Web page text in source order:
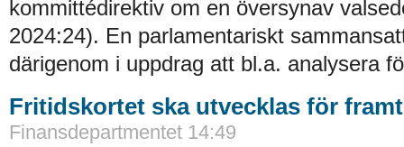
kommittédirektiv om en översynav
2024:24). En parlamentariskt
därigenom i uppdrag att bl.a. analysera
Fritidskortet ska utvecklas för
Finansdepartmentet 14:49